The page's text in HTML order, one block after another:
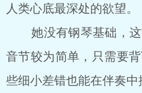
人类心底最深处的欲望。
她没有钢琴基础，这
音节较为简单，只需要
些细小差错也能在伴奏中